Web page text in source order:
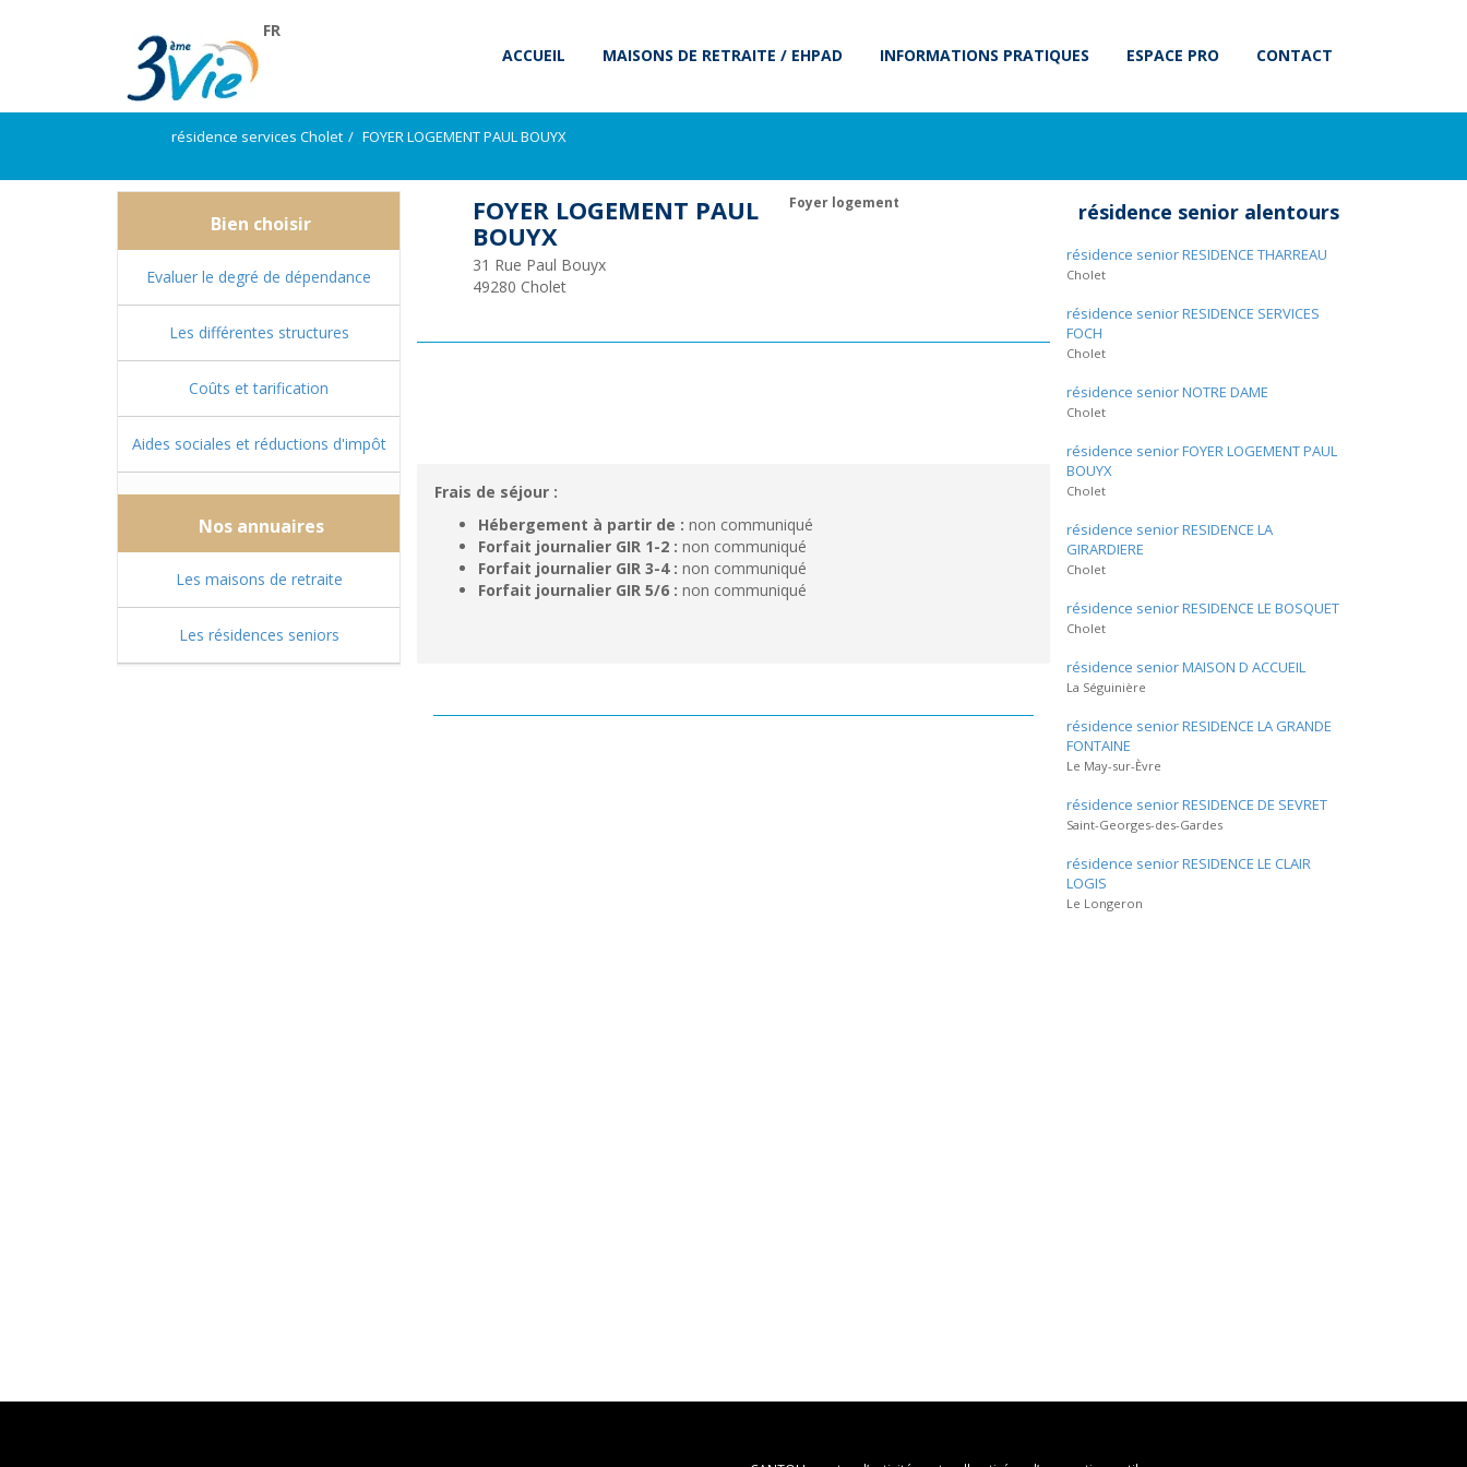
FR
ACCUEIL
MAISONS DE RETRAITE / EHPAD INFORMATIONS PRATIQUES ESPACE PRO CONTACT
résidence services Cholet FOYER LOGEMENT PAUL BOUYX
Bien choisir
Evaluer le degré de dépendance
Les différentes structures
Coûts et tarification
Aides sociales et réductions d'impôt
Nos annuaires
Les maisons de retraite
Les résidences seniors
FOYER LOGEMENT PAUL
BOUYX
31 Rue Paul Bouyx
49280 Cholet
Foyer logement
Frais de séjour :
Hébergement à partir de : non communiqué
Forfait journalier GIR 1-2 : non communiqué
Forfait journalier GIR 3-4 : non communiqué
Forfait journalier GIR 5/6 : non communiqué
résidence senior alentours
résidence senior RESIDENCE THARREAU
Cholet
résidence senior RESIDENCE SERVICES
FOCH
Cholet
résidence senior NOTRE DAME
Cholet
résidence senior FOYER LOGEMENT PAUL
BOUYX
Cholet
résidence senior RESIDENCE LA
GIRARDIERE
Cholet
résidence senior RESIDENCE LE BOSQUET
Cholet
résidence senior MAISON D ACCUEIL
La Séguinière
résidence senior RESIDENCE LA GRANDE
FONTAINE
Le May-sur-Èvre
résidence senior RESIDENCE DE SEVRET
Saint-Georges-des-Gardes
résidence senior RESIDENCE LE CLAIR
LOGIS
Le Longeron